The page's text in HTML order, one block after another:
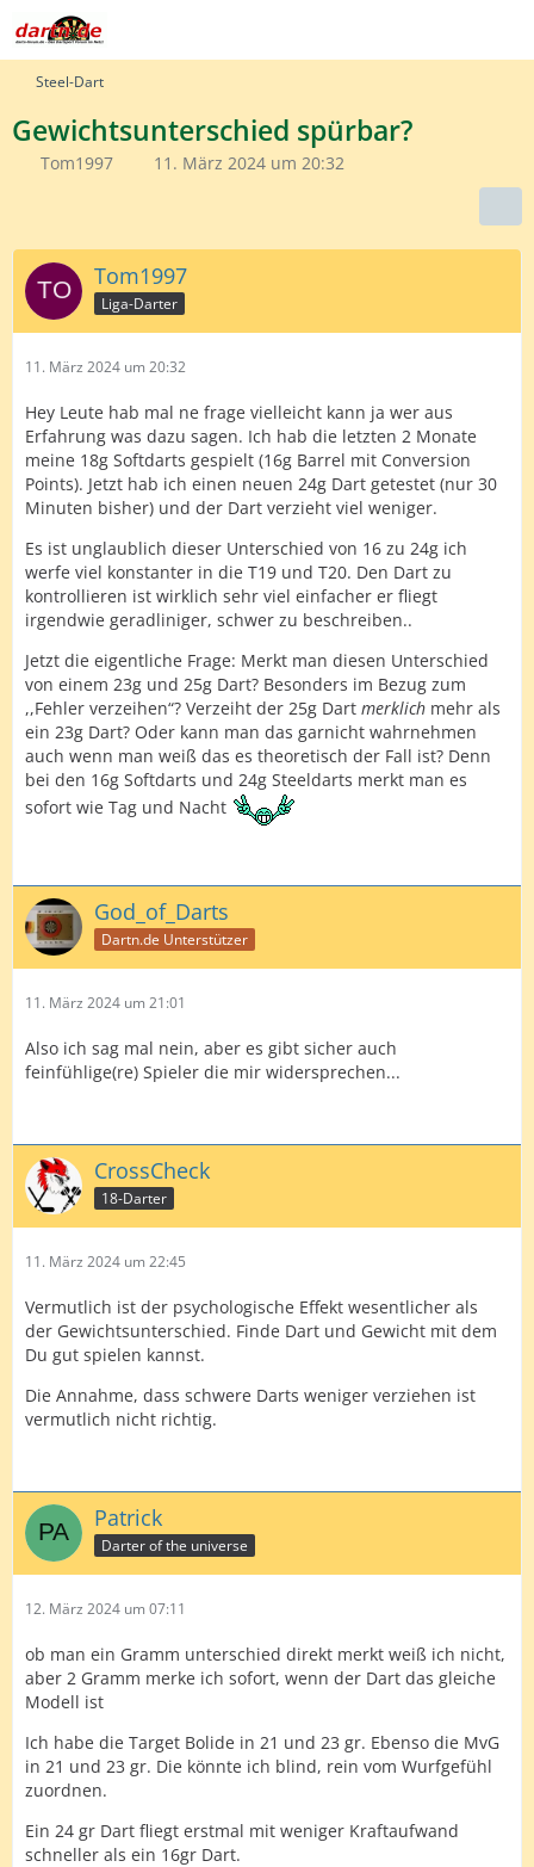
Steel-Dart
Gewichtsunterschied spürbar?
Tom1997 11. März 2024 um 20:32
Tom1997
Liga-Darter
11. März 2024 um 20:32
Hey Leute hab mal ne frage vielleicht kann ja wer aus
Erfahrung was dazu sagen. Ich hab die letzten 2 Monate
meine 18g Softdarts gespielt (16g Barrel mit Conversion
Points). Jetzt hab ich einen neuen 24g Dart getestet (nur 30
Minuten bisher) und der Dart verzieht viel weniger.
Es ist unglaublich dieser Unterschied von 16 zu 24g ich
werfe viel konstanter in die T19 und T20. Den Dart zu
kontrollieren ist wirklich sehr viel einfacher er fliegt
irgendwie geradliniger, schwer zu beschreiben..
Jetzt die eigentliche Frage: Merkt man diesen Unterschied
von einem 23g und 25g Dart? Besonders im Bezug zum
,,Fehler verzeihen“? Verzeiht der 25g Dart merklich mehr als
ein 23g Dart? Oder kann man das garnicht wahrnehmen
auch wenn man weiß das es theoretisch der Fall ist? Denn
bei den 16g Softdarts und 24g Steeldarts merkt man es
sofort wie Tag und Nacht
God_of_Darts
Dartn.de Unterstützer
11. März 2024 um 21:01
Also ich sag mal nein, aber es gibt sicher auch
feinfühlige(re) Spieler die mir widersprechen...
CrossCheck
18-Darter
11. März 2024 um 22:45
Vermutlich ist der psychologische Effekt wesentlicher als
der Gewichtsunterschied. Finde Dart und Gewicht mit dem
Du gut spielen kannst.
Die Annahme, dass schwere Darts weniger verziehen ist
vermutlich nicht richtig.
Patrick
Darter of the universe
12. März 2024 um 07:11
ob man ein Gramm unterschied direkt merkt weiß ich nicht,
aber 2 Gramm merke ich sofort, wenn der Dart das gleiche
Modell ist
Ich habe die Target Bolide in 21 und 23 gr. Ebenso die MvG
in 21 und 23 gr. Die könnte ich blind, rein vom Wurfgefühl
zuordnen.
Ein 24 gr Dart fliegt erstmal mit weniger Kraftaufwand
schneller als ein 16gr Dart.